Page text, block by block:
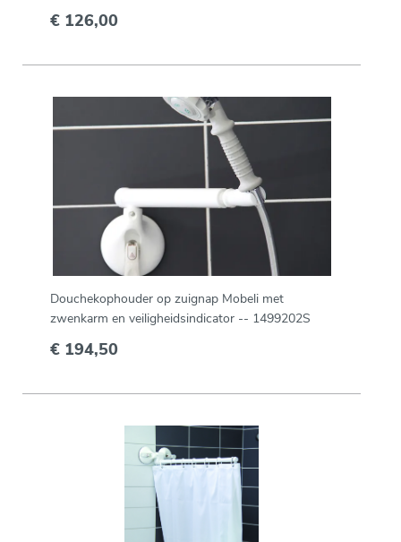
€ 126,00
Douchekophouder op zuignap Mobeli met
zwenkarm en veiligheidsindicator -- 1499202S
€ 194,50